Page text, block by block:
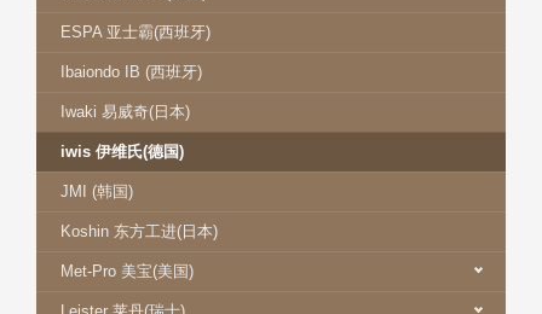
ESPA 亚士霸(西班牙)
Ibaiondo IB (西班牙)
Iwaki 易威奇(日本)
iwis 伊维氏(德国)
JMI (韩国)
Koshin 东方工进(日本)
Met-Pro 美宝(美国)